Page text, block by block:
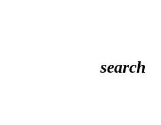
search